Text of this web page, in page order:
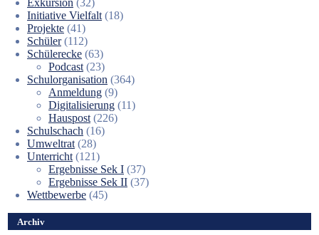
Exkursion (32)
Initiative Vielfalt (18)
Projekte (41)
Schüler(112)
Schülerecke (63)
Podcast (23)
Schulorganisation (364)
Anmeldung (9)
Digitalisierung (11)
Hauspost (226)
Schulschach (16)
Umweltrat (28)
Unterricht (121)
Ergebnisse Sek I (37)
Ergebnisse Sek II (37)
Wettbewerbe (45)
Archiv